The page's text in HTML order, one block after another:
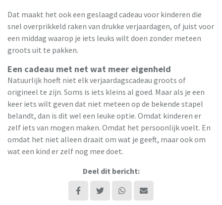
Dat maakt het ook een geslaagd cadeau voor kinderen die
snel overprikkeld raken van drukke verjaardagen, of juist voor
een middag waarop je iets leuks wilt doen zonder meteen
groots uit te pakken.
Een cadeau met net wat meer eigenheid
Natuurlijk hoeft niet elk verjaardagscadeau groots of
origineel te zijn. Soms is iets kleins al goed. Maar als je een
keer iets wilt geven dat niet meteen op de bekende stapel
belandt, dan is dit wel een leuke optie. Omdat kinderen er
zelf iets van mogen maken. Omdat het persoonlijk voelt. En
omdat het niet alleen draait om wat je geeft, maar ook om
wat een kind er zelf nog mee doet.
Deel dit bericht: